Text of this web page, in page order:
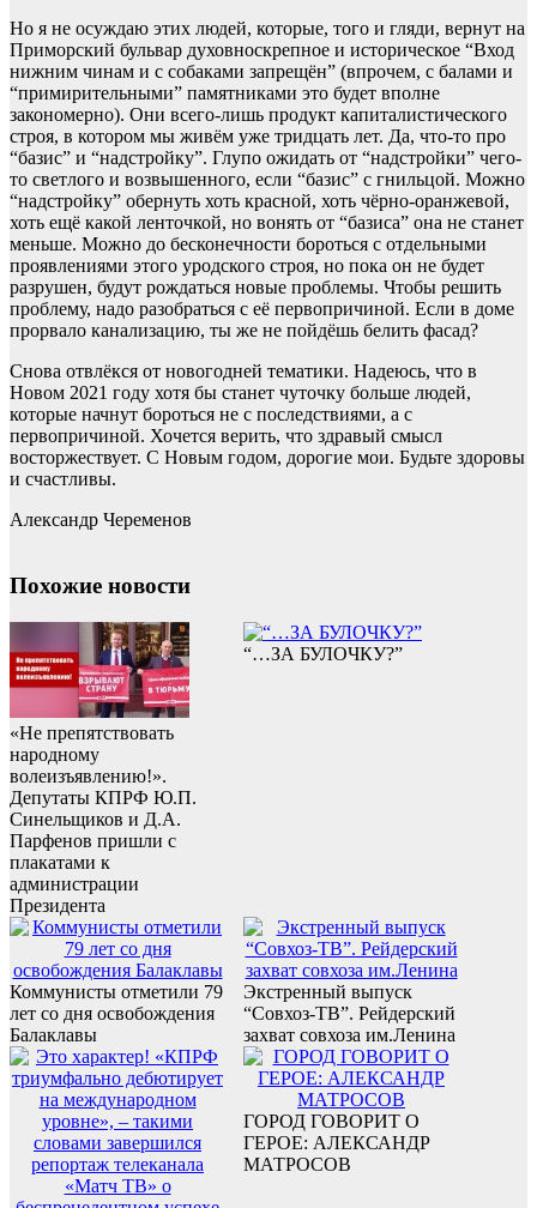
Но я не осуждаю этих людей, которые, того и гляди, вернут на
Приморский бульвар духовноскрепное и историческое “Вход
нижним чинам и с собаками запрещён” (впрочем, с балами и
“примирительными” памятниками это будет вполне
закономерно). Они всего-лишь продукт капиталистического
строя, в котором мы живём уже тридцать лет. Да, что-то про
“базис” и “надстройку”. Глупо ожидать от “надстройки” чего-
то светлого и возвышенного, если “базис” с гнильцой. Можно
“надстройку” обернуть хоть красной, хоть чёрно-оранжевой,
хоть ещё какой ленточкой, но вонять от “базиса” она не станет
меньше. Можно до бесконечности бороться с отдельными
проявлениями этого уродского строя, но пока он не будет
разрушен, будут рождаться новые проблемы. Чтобы решить
проблему, надо разобраться с её первопричиной. Если в доме
прорвало канализацию, ты же не пойдёшь белить фасад?
Снова отвлёкся от новогодней тематики. Надеюсь, что в
Новом 2021 году хотя бы станет чуточку больше людей,
которые начнут бороться не с последствиями, а с
первопричиной. Хочется верить, что здравый смысл
восторжествует. С Новым годом, дорогие мои. Будьте здоровы
и счастливы.
Александр Череменов
Похожие новости
«Не препятствовать
народному
волеизъявлению!».
Депутаты КПРФ Ю.П.
Синельщиков и Д.А.
Парфенов пришли с
плакатами к
администрации
Президента
“…ЗА БУЛОЧКУ?”
Коммунисты отметили 79
лет со дня освобождения
Балаклавы
Экстренный выпуск
“Совхоз-ТВ”. Рейдерский
захват совхоза им.Ленина
ГОРОД ГОВОРИТ О
ГЕРОЕ: АЛЕКСАНДР
МАТРОСОВ